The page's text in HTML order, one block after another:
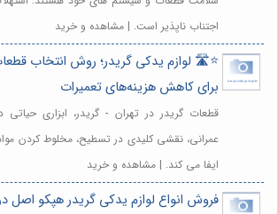
اجتناب ناپذیر است. | مشاهده و خرید
⭐️🛣️ لوازم یدکی گریدر؛ روش انتخاب
برای کاهش هزینه‌های تعمیرات
قطعات گریدر در تهران - گریدر، ابزاری
عمرانی، نقشی کلیدی در تسطیح، مخلوط کردن
ایفا می کند. | مشاهده و خرید
فروش انواع لوازم یدکی گریدر هپکو اصل در